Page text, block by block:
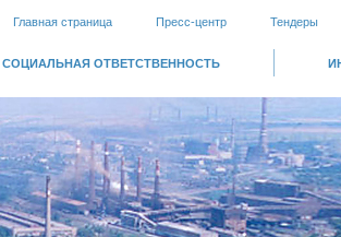
Главная страница Пресс-центр Тендеры
СОЦИАЛЬНАЯ ОТВЕТСТВЕННОСТЬ